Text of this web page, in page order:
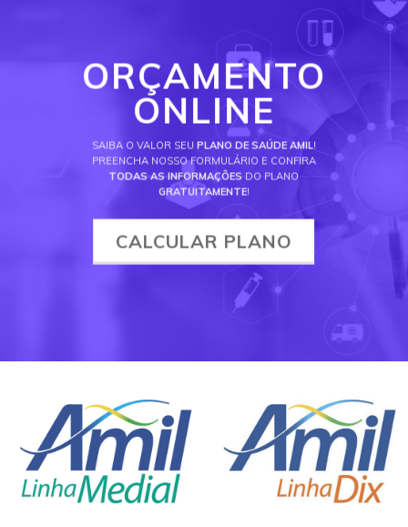
ORÇAMENTO
ONLINE
SAIBA O VALOR SEU PLANO DE SAÚDE AMIL!
PREENCHA NOSSO FORMULÁRIO E CONFIRA
TODAS AS INFORMAÇÕES DO PLANO
GRATUITAMENTE!
CALCULAR PLANO